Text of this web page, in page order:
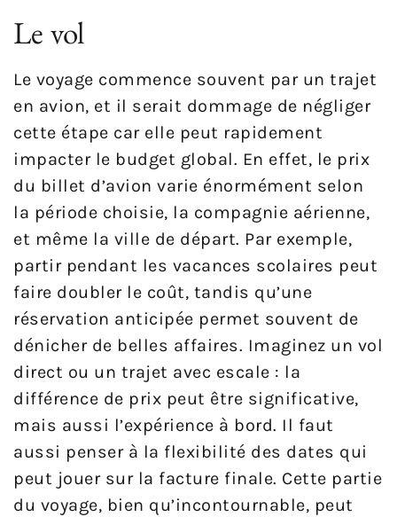
Le vol
Le voyage commence souvent par un trajet
en avion, et il serait dommage de négliger
cette étape car elle peut rapidement
impacter le budget global. En effet, le prix
du billet d’avion varie énormément selon
la période choisie, la compagnie aérienne,
et même la ville de départ. Par exemple,
partir pendant les vacances scolaires peut
faire doubler le coût, tandis qu’une
réservation anticipée permet souvent de
dénicher de belles affaires. Imaginez un vol
direct ou un trajet avec escale : la
différence de prix peut être significative,
mais aussi l’expérience à bord. Il faut
aussi penser à la flexibilité des dates qui
peut jouer sur la facture finale. Cette partie
du voyage, bien qu’incontournable, peut